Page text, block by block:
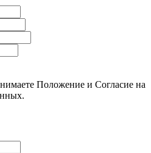
Положение и Согласие на